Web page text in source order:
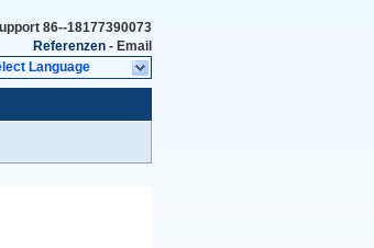
86--18177390073
Referenzen - Email
Language